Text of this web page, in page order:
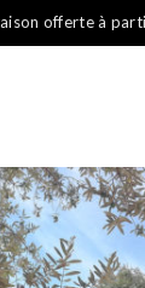
offerte à